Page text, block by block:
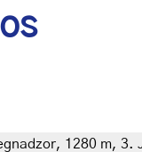
1280 m,